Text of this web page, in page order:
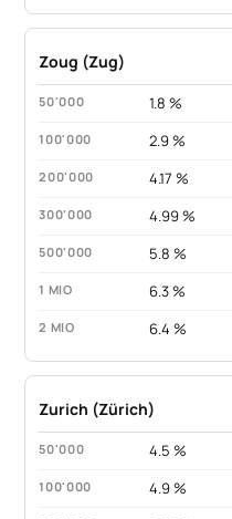
Zoug (Zug)
1.8 %
2.9 %
4.17 %
4.99 %
5.8 %
6.3 %
6.4 %
Zurich (Zürich)
4.5 %
4.9 %